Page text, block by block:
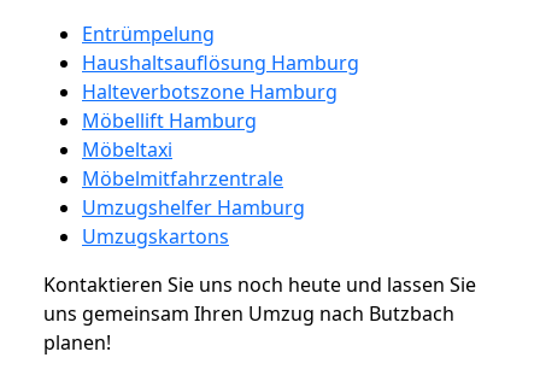
Entrümpelung
Haushaltsauflösung Hamburg
Halteverbotszone Hamburg
Möbellift Hamburg
Möbeltaxi
Möbelmitfahrzentrale
Umzugshelfer Hamburg
Umzugskartons
Kontaktieren Sie uns noch heute und lassen Sie
uns gemeinsam Ihren Umzug nach Butzbach
planen!